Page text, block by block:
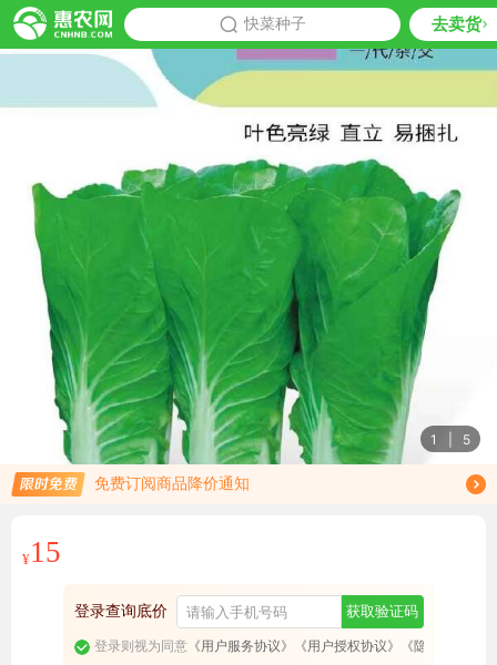
快菜种子 去卖货
1 5
限时免费订阅快菜种子行情趋势
免费订阅商品降价通知
¥15
登录查询底价 获取验证码
登录则视为同意《用户服务协议》 《用户授权协议》 《隐私政策》